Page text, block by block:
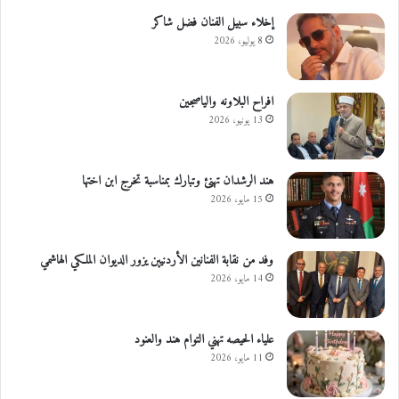
ا
ح
ف
ة
إخلاء سبيل الفنان فضل شاكر
8 يوليو، 2026
افراح البلاونه والياصجين
13 يونيو، 2026
هند الرشدان تهنئ وتبارك بمناسبة تخرج ابن اختها
15 مايو، 2026
وفد من نقابة الفنانين الأردنيين يزور الديوان الملكي الهاشمي
14 مايو، 2026
علياء الحيصه تهني التوام هند والعنود
11 مايو، 2026